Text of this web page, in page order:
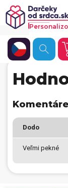
Fotoobrazy a
Kalendáre
Fotoknihy a
Komentáre
Dodo
Veľmi pekné